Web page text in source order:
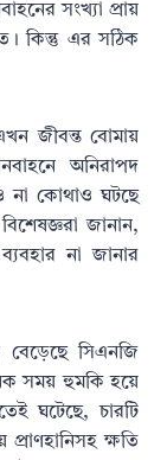
সংখ্যা প্রায়
কিন্তু এর সঠিক
এখন জীবন্ত বোমায়
অনিরাপদ
না কোথাও ঘটছে
জানান,
ব্যবহার না জানার
সিএনজি
সময় হুমকি হয়ে
ঘটেছে, চারটি
ক্ষতি